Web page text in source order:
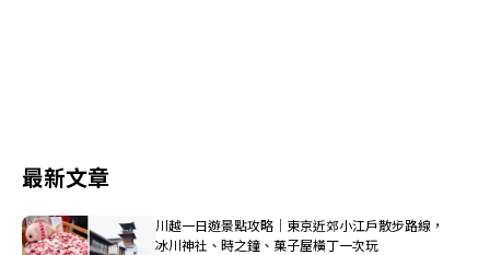
最新文章
川越一日遊景點攻略｜東京近郊小江戶散步路線，
冰川神社、時之鐘、菓子屋橫丁一次玩